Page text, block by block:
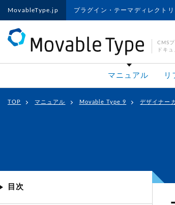
MovableType.jp プラグイン・テーマディレクトリ
CMS
ドキ
マニュアル リ
TOP マニュアル Movable Type 9 デザイナー
目次